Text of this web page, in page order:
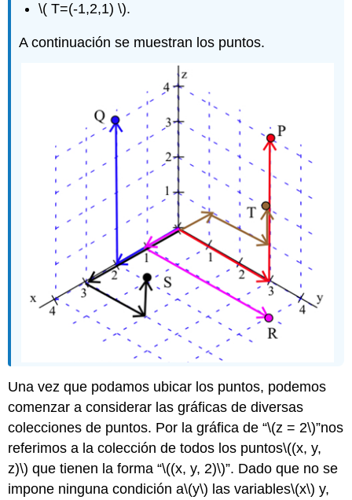
\( T=(-1,2,1) \).
A continuación se muestran los puntos.
Una vez que podamos ubicar los puntos, podemos
comenzar a considerar las gráficas de diversas
colecciones de puntos. Por la gráfica de \(z = 2\) nos
referimos a la colección de todos los puntos\((x, y,
z)\) que tienen la forma \((x, y, 2)\) . Dado que no se
impone ninguna condición a\(y\) las variables\(x\) y,